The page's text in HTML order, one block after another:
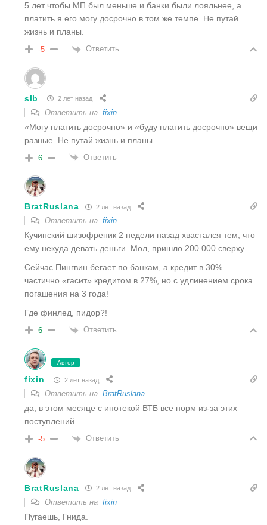
5 лет чтобы МП был меньше и банки были лояльнее, а
платить я его могу досрочно в том же темпе. Не путай
жизнь и планы.
-5 Ответить
slb 2 лет назад
Ответить на fixin
«Могу платить досрочно» и «буду платить досрочно» вещи
разные. Не путай жизнь и планы.
6 Ответить
BratRuslana 2 лет назад
Ответить на fixin
Кучинский шизофреник 2 недели назад хвастался тем, что
ему некуда девать деньги. Мол, пришло 200 000 сверху.
Сейчас Пингвин бегает по банкам, а кредит в 30%
частично «гасит» кредитом в 27%, но с удлинением срока
погашения на 3 года!
Где финлед, пидор?!
6 Ответить
Автор
fixin 2 лет назад
Ответить на BratRuslana
да, в этом месяце с ипотекой ВТБ все норм из-за этих
поступлений.
-5 Ответить
BratRuslana 2 лет назад
Ответить на fixin
Пугаешь, Гнида.